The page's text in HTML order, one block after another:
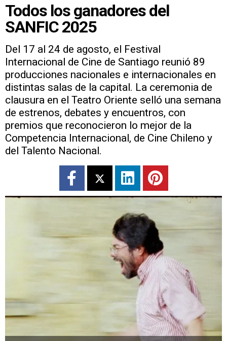
Todos los ganadores del
SANFIC 2025
Del 17 al 24 de agosto, el Festival
Internacional de Cine de Santiago reunió 89
producciones nacionales e internacionales en
distintas salas de la capital. La ceremonia de
clausura en el Teatro Oriente selló una semana
de estrenos, debates y encuentros, con
premios que reconocieron lo mejor de la
Competencia Internacional, de Cine Chileno y
del Talento Nacional.